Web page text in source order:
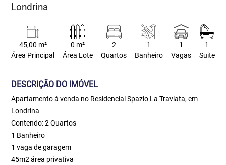
Londrina
45,00 m²
Área Principal
0 m²
Área Lote
2
Quartos
1
Banheiro
1
Vagas
1
Suite
DESCRIÇÃO DO IMÓVEL
Apartamento á venda no Residencial Spazio La Traviata, em
Londrina
Contendo: 2 Quartos
1 Banheiro
1 vaga de garagem
45m2 área privativa